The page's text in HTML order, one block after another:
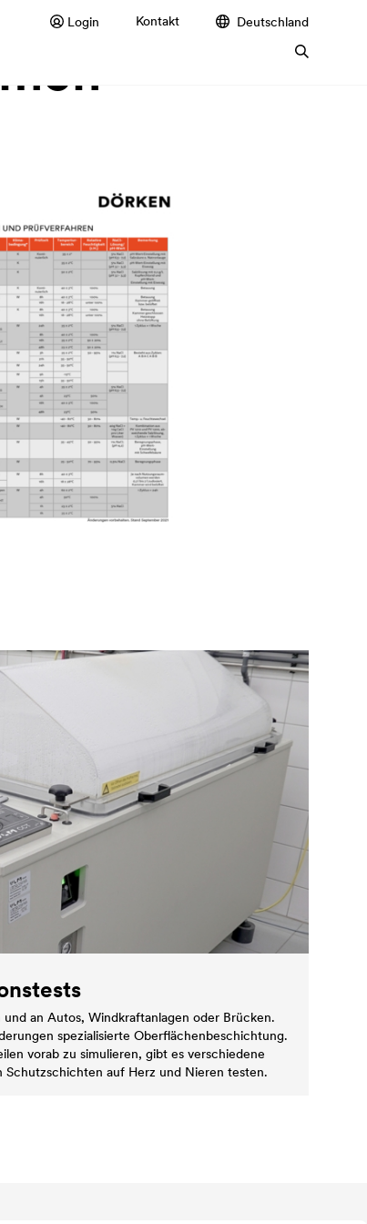
Login Kontakt Deutschland
an Autos, Windkraftanlagen oder Brücken.
spezialisierte Oberflächenbeschichtung.
vorab zu simulieren, gibt es verschiedene
Schutzschichten auf Herz und Nieren testen.